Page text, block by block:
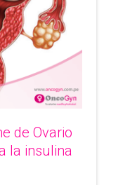
de Ovario
la insulina